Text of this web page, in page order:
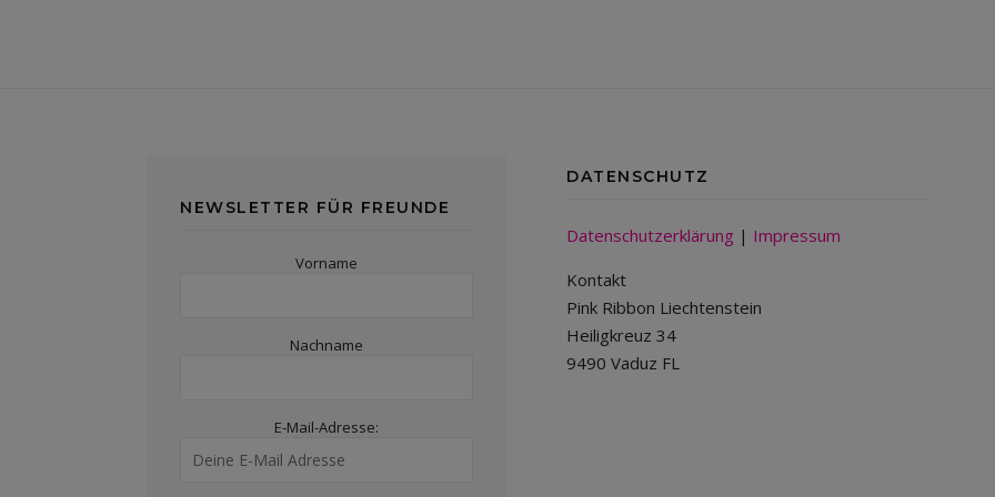
NEWSLETTER FÜR FREUNDE
Vorname
Nachname
E-Mail-Adresse:
DATENSCHUTZ
Datenschutzerklärung | Impressum
Kontakt
Pink Ribbon Liechtenstein
Heiligkreuz 34
9490 Vaduz FL